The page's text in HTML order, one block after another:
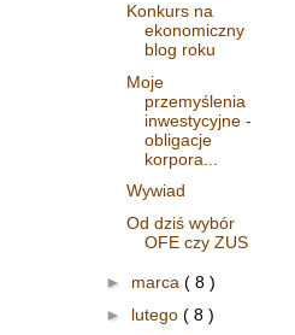
Konkurs na
ekonomiczny
blog roku
Moje
przemyślenia
inwestycyjne -
obligacje
korpora...
Wywiad
Od dziś wybór
OFE czy ZUS
► marca ( 8 )
► lutego( 8 )